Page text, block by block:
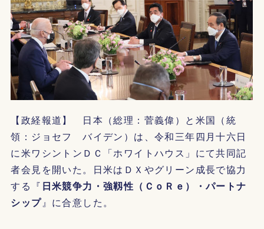
【政経報道】 日本（総理：菅義偉）と米国（統
領：ジョセフ バイデン）は、令和三年四月十六日
に米ワシントンＤＣ「ホワイトハウス」にて共同記
者会見を開いた。日米はＤＸやグリーン成長で協力
する『 日米競争力・強靱性（ＣｏＲｅ）・パートナ
シップ』に合意した。